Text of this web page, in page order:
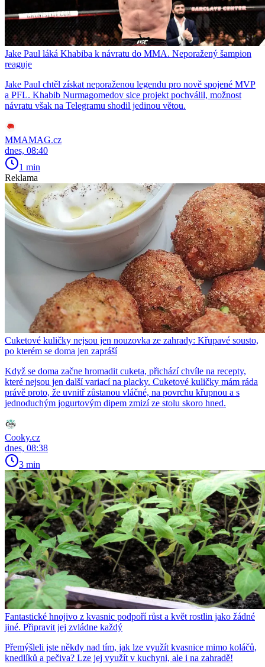
Jake Paul láká Khabiba k návratu do MMA. Neporažený šampion
reaguje
Jake Paul chtěl získat neporaženou legendu pro nově spojené MVP
a PFL. Khabib Nurmagomedov sice projekt pochválil, možnost
návratu však na Telegramu shodil jedinou větou.
MMAMAG.cz
dnes, 08:40
1 min
Reklama
Cuketové kuličky nejsou jen nouzovka ze zahrady: Křupavé sousto,
po kterém se doma jen zapráší
Když se doma začne hromadit cuketa, přichází chvíle na recepty,
které nejsou jen další variací na placky. Cuketové kuličky mám ráda
právě proto, že uvnitř zůstanou vláčné, na povrchu křupnou a s
jednoduchým jogurtovým dipem zmizí ze stolu skoro hned.
Cooky.cz
dnes, 08:38
3 min
Fantastické hnojivo z kvasnic podpoří růst a květ rostlin jako žádné
jiné. Připravit jej zvládne každý
Přemýšleli jste někdy nad tím, jak lze využít kvasnice mimo koláčů,
knedlíků a pečiva? Lze jej využít v kuchyni, ale i na zahradě!